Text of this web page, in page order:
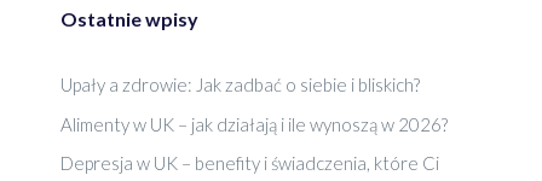
Ostatnie wpisy
Upały a zdrowie: Jak zadbać o siebie i bliskich?
Alimenty w UK – jak działają i ile wynoszą w 2026?
Depresja w UK – benefity i świadczenia, które Ci